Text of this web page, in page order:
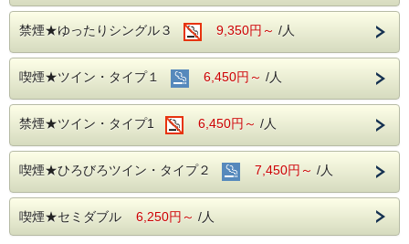
ット（サラダ・スープ・杏仁付き）
青椒牛肉絲と回鍋肉ハーフセット（サラダ・
スープ・杏仁付き）
酢豚と青菜の塩味炒めハーフセット（サラ
ダ・スープ・杏仁付き）
＜お飲み物＞
ドリンクバーつき
＜営業時間＞
6:30 a.m. ～ ９:30 a.m.（9:00最終入場）
＜場所＞
禁煙★ゆったりシングル３ 9,350円～ /人
喫煙★ツイン・タイプ１ 6,450円～ /人
禁煙★ツイン・タイプ1 6,450円～ /人
喫煙★ひろびろツイン・タイプ２ 7,450円～ /人
喫煙★セミダブル 6,250円～ /人